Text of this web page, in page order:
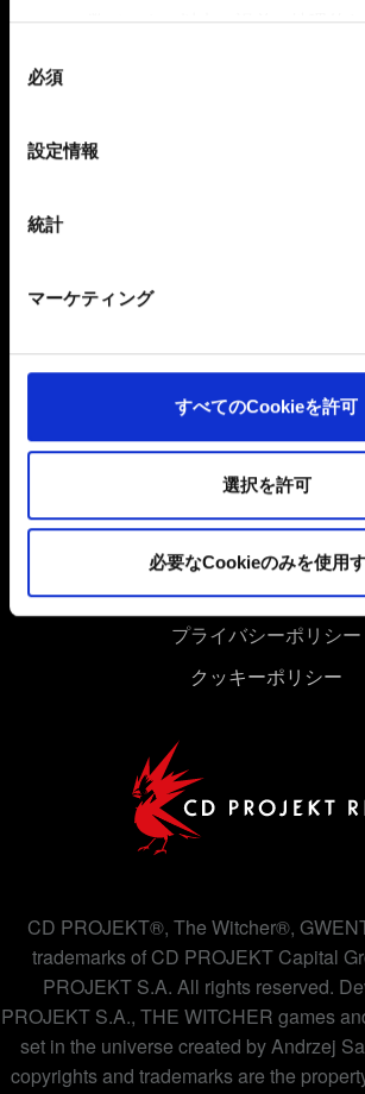
数メートル以内の誤差の地理的
特定の特性（フィンガープリン
詳細セクション
で個人データの処理方
ください。「Cookie宣言」からいつで
だくために必要なものです。その他の
サイトの品質向上のために、オプショ
た、ソーシャルメディア上などでお客
うなコンテンツをお届けするために、一
これらのオプションが有効になることは
細は、下記の「設定」メニューでご確認
必須
設定情報
統計
マーケティング
すべてのCookieを許可
選択を許可
必要なCookieのみを使用
日本語
ソーシャルメディア
ユーザー同意書
プライバシーポリシー
クッキーポリシー
CD PROJEKT®, The Witcher®,
trademarks of CD PROJEKT Capital
PROJEKT S.A. All rights reserved.
PROJEKT S.A., THE WITCHER games
set in the universe created by Andrzej
copyrights and trademarks are the